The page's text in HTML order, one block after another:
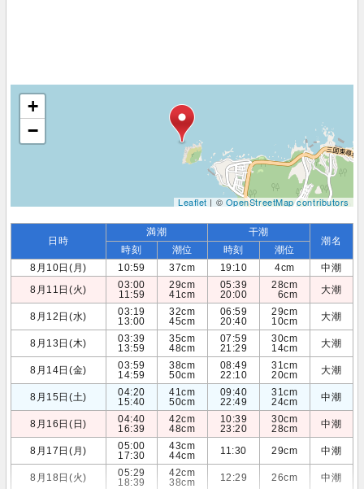
+
−
Leaflet| ©OpenStreetMap contributors
日時
満潮 干潮
潮名
時刻 潮位 時刻
潮位
8月10日(月)
10:59 37cm 19:10 4cm
中潮
8月11日(火)
03:00
11:59
29cm
41cm
05:39
20:00
28cm
6cm
大潮
8月12日(水)
03:19
13:00
32cm
45cm
06:59
20:40
29cm
10cm
大潮
8月13日(木)
03:39
13:59
35cm
48cm
07:59
21:29
30cm
14cm
大潮
8月14日(金)
03:59
14:59
38cm
50cm
08:49
22:10
31cm
20cm
大潮
8月15日(土)
04:20
15:40
41cm
50cm
09:40
22:49
31cm
24cm
中潮
8月16日(日)
04:40
16:39
42cm
48cm
10:39
23:20
30cm
28cm
中潮
8月17日(月)
05:00
17:30
43cm
44cm
11:30 29cm 中潮
8月18日(火)
05:29
18:39
42cm
38cm
12:29 26cm 中潮